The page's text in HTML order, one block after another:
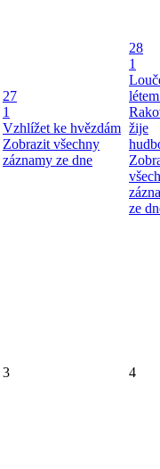
27
1
Vzhlížet ke hvězdám
Zobrazit všechny
záznamy ze dne
28
1
žije
ze
3 4